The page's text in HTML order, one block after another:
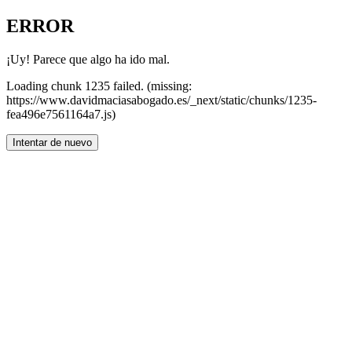
ERROR
¡Uy! Parece que algo ha ido mal.
Loading chunk 1235 failed. (missing:
https://www.davidmaciasabogado.es/_next/static/chunks/1235-
fea496e7561164a7.js)
Intentar de nuevo